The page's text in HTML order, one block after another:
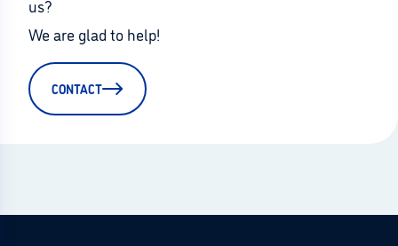
us?
We are glad to help!
CONTACT